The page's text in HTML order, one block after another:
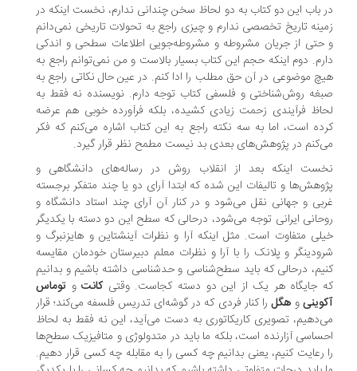
باب این دو کتاب به دو لحاظ سخن چندانی ندارم، نخست اینکه در
تاریخ تخصصی ندارم و چیزی راجع به تحولات تاریخی نمی‌دانم
از جریان مشروطه و مشروطه‌جویی اطلاعات سطحی و اندکی
دوم اینکه حجم این کتاب بسیار بالاست و من نمی‌توانم راجع به
موضوعی در آن حق مطلب را ادا کنم. در عین حال نکاتی راجع به
روش‌شناختی و فلسفی کتاب توجه دارم. نویسنده نه فقط به
فرآیندی زحمت زیادی کشیده، بلکه فرآورده خوبی هم عرضه
است، اما به سه نکته راجع به این کتاب اشاره می‌کنم که فکر
در پژوهش‌های بعدی بد نیست مطمح نظر قرار گیرد.
اینکه بعد از انقلاب روش در رساله‌های دانشگاهی و
و تالیفات این شده که ابتدا آرای دو یا چند متفکر برجسته
و جهانی نقل می‌شود و در کنار آن آرای چند استاد دانشگاه و
ایرانی توجه می‌شود، درحالی که سطح این دو دسته با یکدیگر
متفاوت است. مثل اینکه آرا و نظرات آینشتاین و هایزنبرگ و
و پلانک را با آرا و نظرات معلم دبیرستان خودمان مقایسه
درحالی که باید سطح‌شناسی و حد‌شناسی داشته باشیم و بدانیم
جایگاه هر یک از این دو دسته کجاست. وقتی کانتوتوماس
وهگلرا کنار فردی که در گوشه‌ای تدریس فلسفه می‌کند؛ قرار
تصویری کاریکاتوری به دست می‌آید، این نه فقط به لحاظ
آزارنده است، بلکه ما باید در متدولوژی و متافیزیک سطح‌ها
رعایت کنیم، یعنی بدانیم چه کسی را به مقابله چه کسی قرار دهیم.